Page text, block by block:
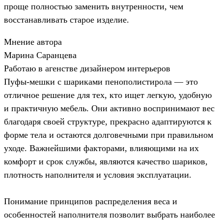
проще полностью заменить внутренности, чем
восстанавливать старое изделие.
Мнение автора
Марина Саранцева
Работаю в агенстве дизайнером интерьеров
Пуфы-мешки с шариками пенополистирола — это
отличное решение для тех, кто ищет легкую, удобную
и практичную мебель. Они активно воспринимают вес
благодаря своей структуре, прекрасно адаптируются к
форме тела и остаются долговечными при правильном
уходе. Важнейшими факторами, влияющими на их
комфорт и срок службы, являются качество шариков,
плотность наполнителя и условия эксплуатации.
Понимание принципов распределения веса и
особенностей наполнителя позволит выбрать наиболее